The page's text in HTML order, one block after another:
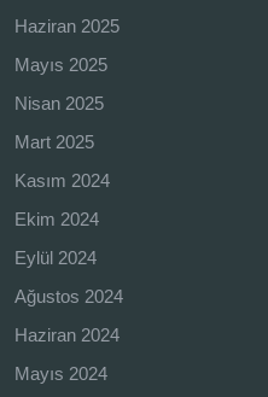
Haziran 2025
Mayıs 2025
Nisan 2025
Mart 2025
Kasım 2024
Ekim 2024
Eylül 2024
Ağustos 2024
Haziran 2024
Mayıs 2024